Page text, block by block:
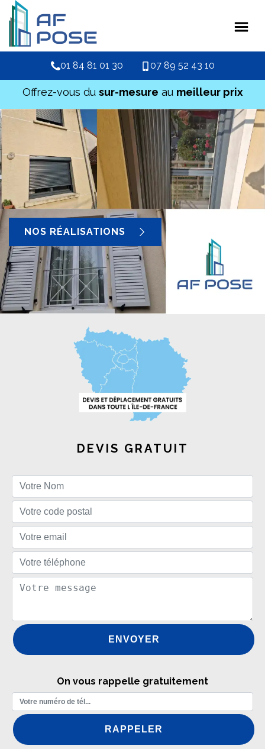
01 84 81 01 30 07 89 52 43 10
Offrez-vous du sur-mesure au meilleur prix
NOS RÉALISATIONS
DEVIS GRATUIT
On vous rappelle gratuitement